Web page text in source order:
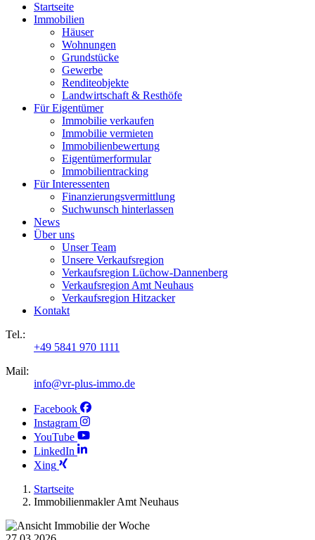
Startseite
Immobilien
Häuser
Wohnungen
Grundstücke
Gewerbe
Renditeobjekte
Landwirtschaft & Resthöfe
Für Eigentümer
Immobilie verkaufen
Immobilie vermieten
Immobilienbewertung
Eigentümerformular
Immobilientracking
Für Interessenten
Finanzierungsvermittlung
Suchwunsch hinterlassen
News
Über uns
Unser Team
Unsere Verkaufsregion
Verkaufsregion Lüchow-Dannenberg
Verkaufsregion Amt Neuhaus
Verkaufsregion Hitzacker
Kontakt
Tel.:
+49 5841 970 1111
Mail:
info@vr-plus-immo.de
Facebook
Instagram
YouTube
LinkedIn
Xing
Startseite
Immobilienmakler Amt Neuhaus